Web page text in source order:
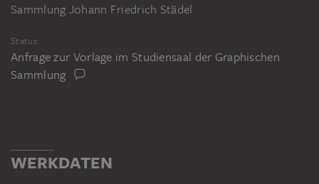
Sammlung Johann Friedrich Städel
Status
Anfrage zur Vorlage im Studiensaal der Graphischen
Sammlung
WERKDATEN